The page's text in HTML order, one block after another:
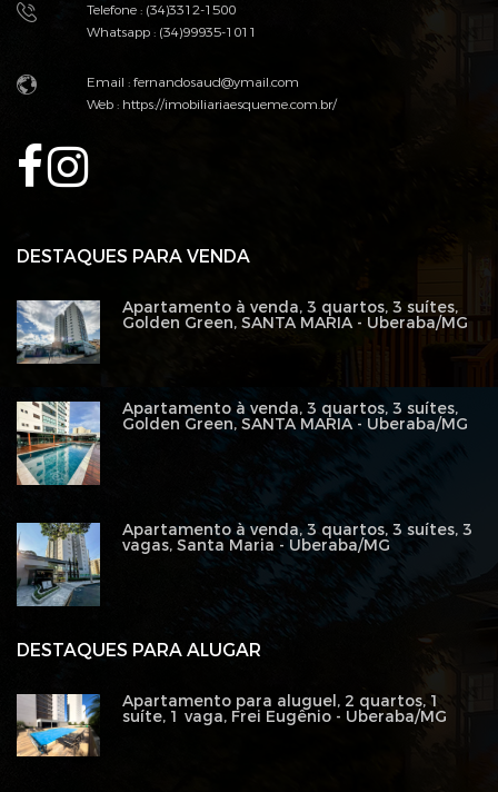
Telefone : (34)3312-1500
Whatsapp : (34)99935-1011
Email : fernandosaud@ymail.com
Web :https://imobiliariaesqueme.com.br/
DESTAQUES PARA ALUGAR
Apartamento para aluguel, 2 quartos, 1
suíte, 1 vaga, Frei Eugênio - Uberaba/MG
DESTAQUES PARA VENDA
Apartamento à venda, 3 quartos, 3 suítes,
Golden Green, SANTA MARIA - Uberaba/MG
Apartamento à venda, 3 quartos, 3 suítes,
Golden Green, SANTA MARIA - Uberaba/MG
Apartamento à venda, 3 quartos, 3 suítes, 3
vagas, Santa Maria - Uberaba/MG